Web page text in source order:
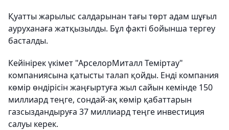
Қуатты жарылыс салдарынан тағы төрт адам шұғыл
ауруханаға жатқызылды. Бұл факті бойынша тергеу
басталды.
Кейінірек үкімет "АрселорМиталл Теміртау"
компаниясына қатысты талап қойды. Енді компания
көмір өндірісін жаңғыртуға жыл сайын кемінде 150
миллиард теңге, сондай-ақ көмір қабаттарын
газсыздандыруға 37 миллиард теңге инвестиция
салуы керек.